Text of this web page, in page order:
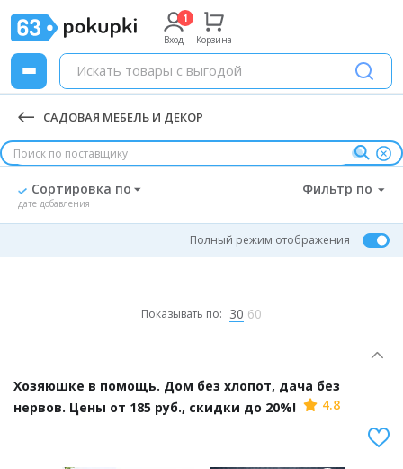
Вход Корзина
САДОВАЯ МЕБЕЛЬ И ДЕКОР
Сортировка по
дате добавления
Фильтр по
Полный режим отображения
Показывать по: 30 60
Хозяюшке в помощь. Дом без хлопот, дача без
нервов. Цены от 185 руб., скидки до 20%!
4.8